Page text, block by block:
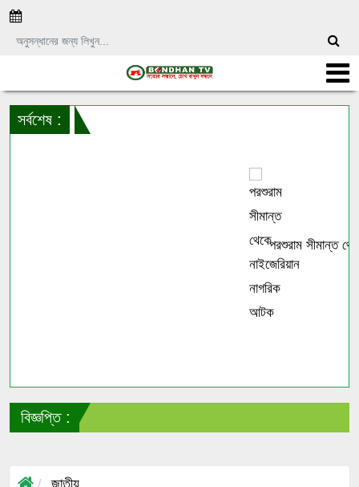
সর্বশেষ :
পরশুরাম সীমান্ত
বিজ্ঞপ্তি :
জাতীয়